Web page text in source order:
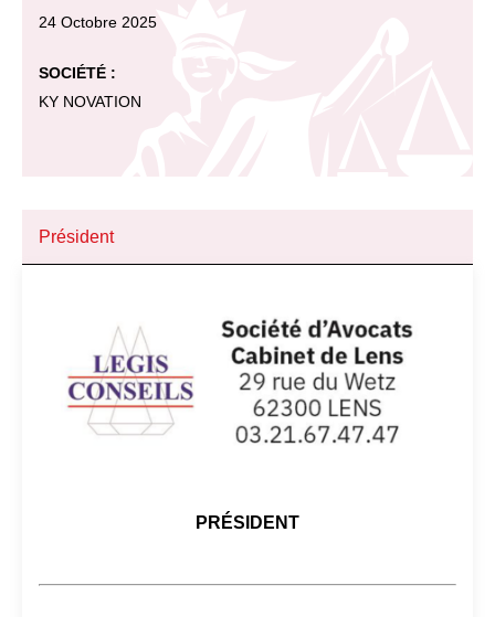
24 Octobre 2025
SOCIÉTÉ :
KY NOVATION
Président
PRÉSIDENT